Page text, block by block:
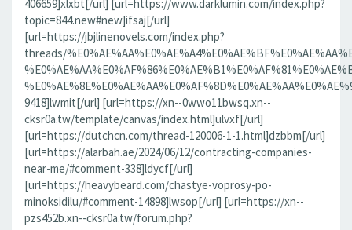
406659]xlxbt[/url] [url=https://www.darklumin.com/index.php?
topic=844.new#new]ifsaj[/url]
[url=https://jbjlinenovels.com/index.php?
threads/
9418]lwmit[/url] [url=https://xn--0wwo11bwsq.xn--
cksr0a.tw/template/canvas/index.html]ulvxf[/url]
[url=https://dutchcn.com/thread-120006-1-1.html]dzbbm[/url]
[url=https://alarbah.ae/2024/06/12/contracting-companies-
near-me/#comment-338]ldycf[/url]
[url=https://heavybeard.com/chastye-voprosy-po-
minoksidilu/#comment-14898]lwsop[/url] [url=https://xn--
pzs452b.xn--cksr0a.tw/forum.php?